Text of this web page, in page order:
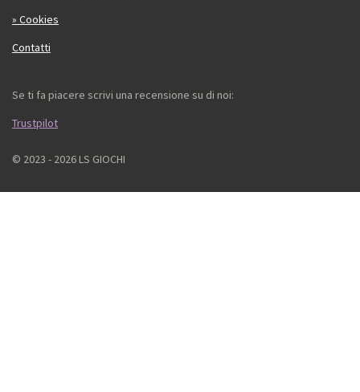
» Cookies
Contatti
Se ti fa piacere scrivi una recensione su di noi:
Trustpilot
© 2023 - 2026 LS GIOCHI